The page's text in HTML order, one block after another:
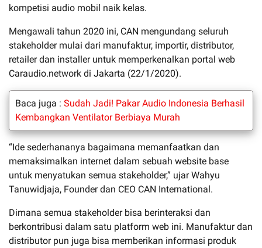
kompetisi audio mobil naik kelas.
Mengawali tahun 2020 ini, CAN mengundang seluruh
stakeholder mulai dari manufaktur, importir, distributor,
retailer dan installer untuk memperkenalkan portal web
Caraudio.network di Jakarta (22/1/2020).
Baca juga : Sudah Jadi! Pakar Audio Indonesia Berhasil
Kembangkan Ventilator Berbiaya Murah
“Ide sederhananya bagaimana memanfaatkan dan
memaksimalkan internet dalam sebuah website base
untuk menyatukan semua stakeholder,” ujar Wahyu
Tanuwidjaja, Founder dan CEO CAN International.
Dimana semua stakeholder bisa berinteraksi dan
berkontribusi dalam satu platform web ini. Manufaktur dan
distributor pun juga bisa memberikan informasi produk